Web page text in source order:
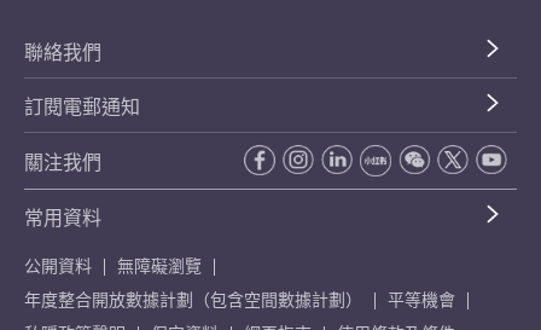
聯絡我們
訂閱電郵通知
關注我們
常用資料
公開資料
無障礙瀏覽
年度整合開放數據計劃（包含空間數據計劃）
平等機會